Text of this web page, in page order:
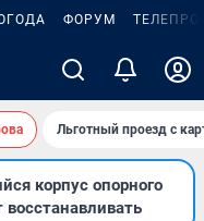
ФОРУМ
Льготный проезд с
корпус опорного
восстанавливать